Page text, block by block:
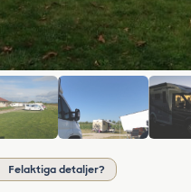
Felaktiga detaljer?